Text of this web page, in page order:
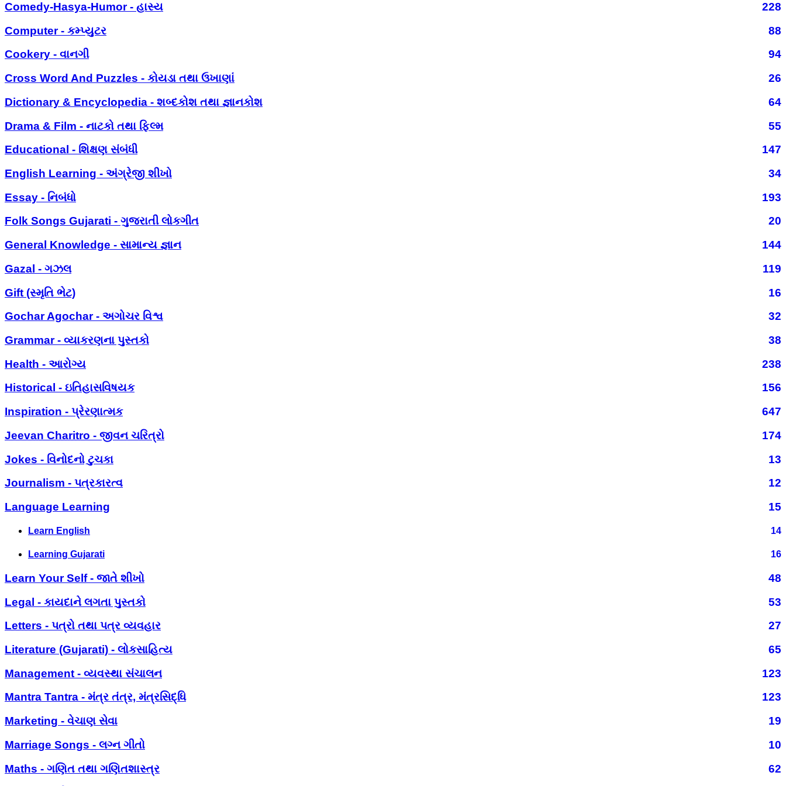
Comedy-Hasya-Humor - હાસ્ય
228
Computer - કમ્પ્યુટર
88
Cookery - વાનગી
94
Cross Word And Puzzles - કોયડા તથા ઉખાણાં
26
Dictionary & Encyclopedia - શબ્દકોશ તથા જ્ઞાનકોશ
64
Drama & Film - નાટકો તથા ફિલ્મ
55
Educational - શિક્ષણ સંબંધી
147
English Learning - અંગ્રેજી શીખો
34
Essay - નિબંધો
193
Folk Songs Gujarati - ગુજરાતી લોકગીત
20
General Knowledge - સામાન્ય જ્ઞાન
144
Gazal - ગઝલ
119
Gift (સ્મૃતિ ભેટ)
16
Gochar Agochar - અગોચર વિશ્વ
32
Grammar - વ્યાકરણના પુસ્તકો
38
Health - આરોગ્ય
238
Historical - ઇતિહાસવિષયક
156
Inspiration - પ્રેરણાત્મક
647
Jeevan Charitro - જીવન ચરિત્રો
174
Jokes - વિનોદનો ટુચકા
13
Journalism - પત્રકારત્વ
12
Language Learning
15
Learn English 14
Learning Gujarati 16
Learn Your Self - જાતે શીખો
48
Legal - કાયદાને લગતા પુસ્તકો
53
Letters - પત્રો તથા પત્ર વ્યવહાર
27
Literature (Gujarati) - લોકસાહિત્ય
65
Management - વ્યવસ્થા સંચાલન
123
Mantra Tantra - મંત્ર તંત્ર, મંત્રસિદ્ધિ
123
Marketing - વેચાણ સેવા
19
Marriage Songs - લગ્ન ગીતો
10
Maths - ગણિત તથા ગણિતશાસ્ત્ર
62